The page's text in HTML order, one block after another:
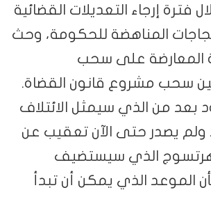
فترة إرجاء التعديلات القضائية
المناهضة للحكومة، وحث
المعارضة على سحب
سحب مشروع قانون القضاة.
بعد من الذي سيمثل الائتلاف
ولم يصدر حتى الآن تعقيب عن
هرتسوج الذي سيستضيف
الموعد الذي يمكن أن تبدأ